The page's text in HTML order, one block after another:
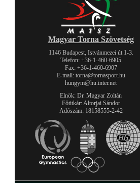
Magyar Torna Szövetség
1146 Budapest, Istvánmezei út 1-3.
Telefon: +36-1-460-6905
Fax: +36-1-460-6907
E-mail: torna@tornasport.hu
hungym@hu.inter.net
Elnök: Dr. Magyar Zoltán
Főtitkár: Altorjai Sándor
Adószám: 18158555-2-42